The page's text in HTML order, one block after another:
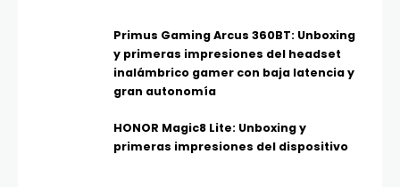
Primus Gaming Arcus 360BT: Unboxing
y primeras impresiones del headset
inalámbrico gamer con baja latencia y
gran autonomía
HONOR Magic8 Lite: Unboxing y
primeras impresiones del dispositivo